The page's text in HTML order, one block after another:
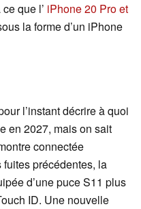
que l’ iPhone 20 Pro et
la forme d’un iPhone
l’instant décrire à quoi
en 2027, mais on sait
connectée
fuites précédentes, la
d’une puce S11 plus
ID. Une nouvelle